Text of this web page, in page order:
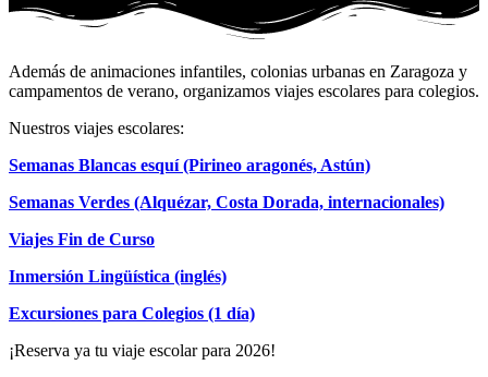
Además de animaciones infantiles, colonias urbanas en Zaragoza y
campamentos de verano, organizamos viajes escolares para colegios.
Nuestros viajes escolares:
Semanas Blancas esquí (Pirineo aragonés, Astún)
Semanas Verdes (Alquézar, Costa Dorada, internacionales)
Viajes Fin de Curso
Inmersión Lingüística (inglés)
Excursiones para Colegios (1 día)
¡Reserva ya tu viaje escolar para 2026!